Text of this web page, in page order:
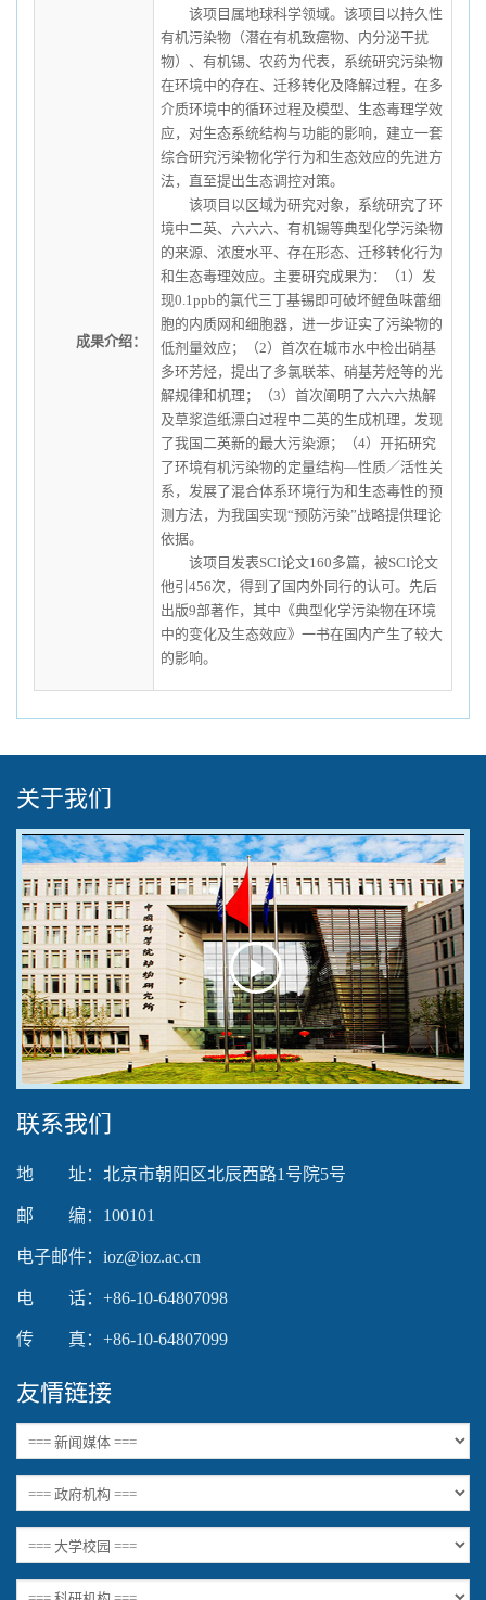
成果介绍：
该项目属地球科学领域。该项目以持久性
有机污染物（潜在有机致癌物、内分泌干扰
物）、有机锡、农药为代表，系统研究污染物
在环境中的存在、迁移转化及降解过程，在多
介质环境中的循环过程及模型、生态毒理学效
应，对生态系统结构与功能的影响，建立一套
综合研究污染物化学行为和生态效应的先进方
法，直至提出生态调控对策。
该项目以区域为研究对象，系统研究了环
境中二英、六六六、有机锡等典型化学污染物
的来源、浓度水平、存在形态、迁移转化行为
和生态毒理效应。主要研究成果为：（1）发
现0.1ppb的氯代三丁基锡即可破坏鲤鱼味蕾细
胞的内质网和细胞器，进一步证实了污染物的
低剂量效应；（2）首次在城市水中检出硝基
多环芳烃，提出了多氯联苯、硝基芳烃等的光
解规律和机理；（3）首次阐明了六六六热解
及草浆造纸漂白过程中二英的生成机理，发现
了我国二英新的最大污染源；（4）开拓研究
了环境有机污染物的定量结构—性质／活性关
系，发展了混合体系环境行为和生态毒性的预
测方法，为我国实现“预防污染”战略提供理论
依据。
该项目发表SCI论文160多篇，被SCI论文
他引456次，得到了国内外同行的认可。先后
出版9部著作，其中《典型化学污染物在环境
中的变化及生态效应》一书在国内产生了较大
的影响。
关于我们
Play
Video
联系我们
地 址：北京市朝阳区北辰西路1号院5号
邮 编：100101
电子邮件：ioz@ioz.ac.cn
电 话：+86-10-64807098
传 真：+86-10-64807099
友情链接